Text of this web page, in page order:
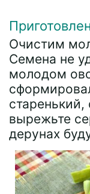
Очистим
Семена не
молодом
вырежьте
дерунах